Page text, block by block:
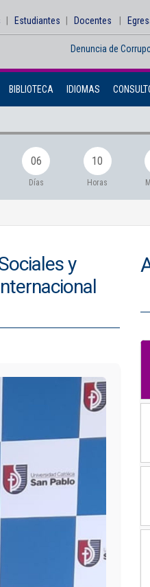
Estudiantes Docentes
Denuncia de
BIBLIOTECA IDIOMAS
06
Días
10
Horas
y